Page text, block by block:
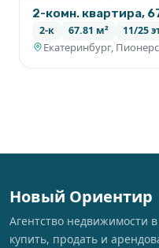
2-комн. квартира,
2-к 67.81 м² 11/25
Екатеринбург,
Новый Ориентир
Агентство недвижимости
купить, продать и